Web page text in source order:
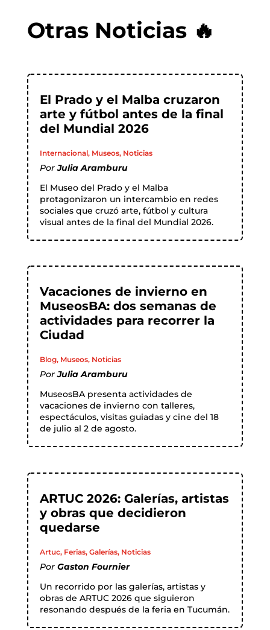
Otras Noticias 🔥
El Prado y el Malba cruzaron
arte y fútbol antes de la final
del Mundial 2026
Internacional, Museos, Noticias
PorJulia Aramburu
El Museo del Prado y el Malba
protagonizaron un intercambio en redes
sociales que cruzó arte, fútbol y cultura
visual antes de la final del Mundial 2026.
Vacaciones de invierno en
MuseosBA: dos semanas de
actividades para recorrer la
Ciudad
Blog, Museos, Noticias
PorJulia Aramburu
MuseosBA presenta actividades de
vacaciones de invierno con talleres,
espectáculos, visitas guiadas y cine del 18
de julio al 2 de agosto.
ARTUC 2026: Galerías, artistas
y obras que decidieron
quedarse
Artuc, Ferias, Galerías, Noticias
Por Gaston Fournier
Un recorrido por las galerías, artistas y
obras de ARTUC 2026 que siguieron
resonando después de la feria en Tucumán.